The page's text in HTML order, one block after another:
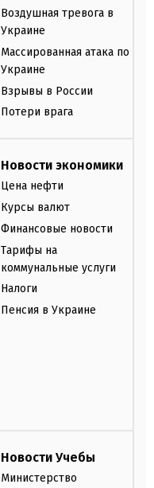
Воздушная тревога в
Украине
Массированная атака по
Украине
Взрывы в России
Потери врага
Новости экономики
Цена нефти
Курсы валют
Финансовые новости
Тарифы на
коммунальные услуги
Налоги
Пенсия в Украине
Новости Учебы
Министерство